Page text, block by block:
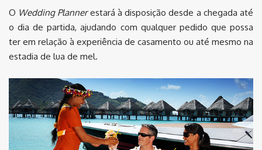
O Wedding Plannerestará à disposição desde a chegada até
o dia de partida, ajudando com qualquer pedido que possa
ter em relação à experiência de casamento ou até mesmo na
estadia de lua de mel.